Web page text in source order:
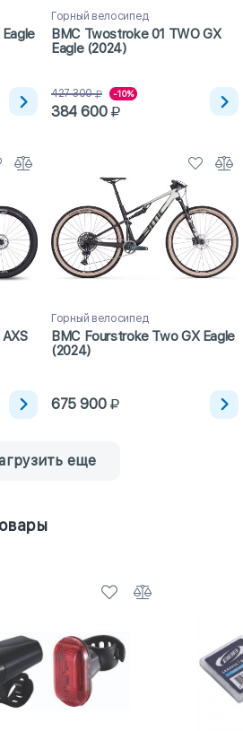
Горный велосипед
BMC Twostroke 01 TWO GX
Eagle (2024)
427 300 -10%
384 600
Горный велосипед
BMC Fourstroke Two GX Eagle
(2024)
675 900
еще